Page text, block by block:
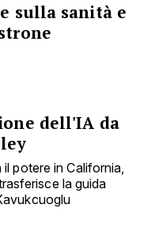
sulla sanità e
dell'IA da
potere in California,
la guida